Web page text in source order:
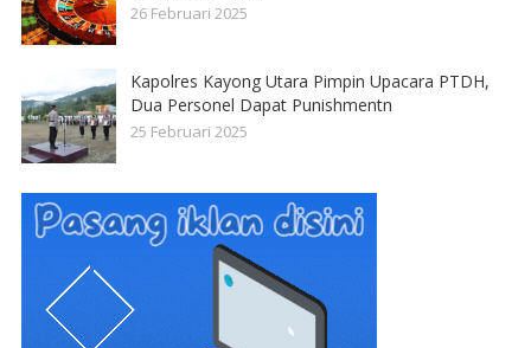
26 Februari 2025
Kapolres Kayong Utara Pimpin Upacara PTDH,
Dua Personel Dapat Punishmentn
25 Februari 2025